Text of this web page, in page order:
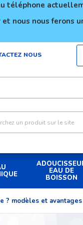
téléphone
nous nous ferons
NOUS
EAU DE
BOISSON
? modèles et avantages